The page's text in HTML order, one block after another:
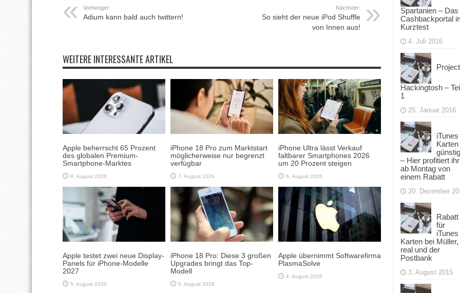
Vorheriger:
Adium kann bald auch twittern!
Nächster:
So sieht der neue iPod Shuffle
von Innen aus!
WEITERE INTERESSANTE ARTIKEL
Apple beherrscht 65 Prozent
des globalen Premium-
Smartphone-Marktes
8. August 2026
iPhone 18 Pro zum Marktstart
möglicherweise nur begrenzt
verfügbar
7. August 2026
iPhone Ultra lässt Verkauf
faltbarer Smartphones 2026
um 20 Prozent steigen
6. August 2026
Apple testet zwei neue Display-
Panels für iPhone-Modelle
2027
5. August 2026
iPhone 18 Pro: Diese 3 großen
Upgrades bringt das Top-
Modell
5. August 2026
Apple übernimmt Softwarefirma
PlasmaSolve
4. August 2026
Spartanien – Das
Cashbackportal
Kurztest
4. Juli 2016
Project
Hackingtosh –
1
25. Januar 2016
iTunes
Karten
– Hier profitiert ihr
ab Montag von
einem Rabatt
20. Dezember
Rabatt
für
iTunes
Karten bei Müller,
real und der
Postbank
3. August 2015